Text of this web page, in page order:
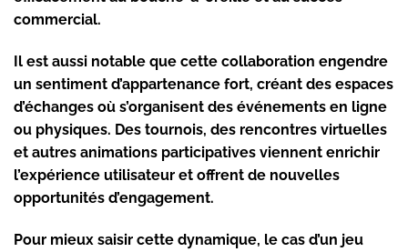
commercial.
Il est aussi notable que cette collaboration engendre
un sentiment d’appartenance fort, créant des espaces
d’échanges où s’organisent des événements en ligne
ou physiques. Des tournois, des rencontres virtuelles
et autres animations participatives viennent enrichir
l’expérience utilisateur et offrent de nouvelles
opportunités d’engagement.
Pour mieux saisir cette dynamique, le cas d’un jeu